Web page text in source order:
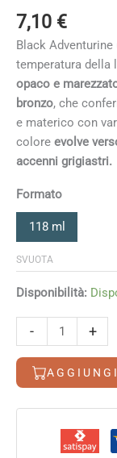
7,10 €
Black
temperatura della
opaco e
bronzo, che
e materico con
colore evolve
accenni grigiastri.
Formato
118 ml
SVUOTA
Disponibilità:
-
Adventurine
quantità
+
Alternative: